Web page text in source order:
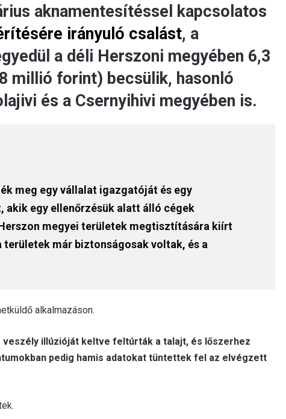
aknamentesítéssel kapcsolatos
irányuló csalást, a
a déli Herszoni megyében 6,3
millió forint) becsülik, hasonló
és a Csernyihivi megyében is.
meg egy vállalat igazgatóját és egy
egy ellenőrzésük alatt álló cégek
megyei területek megtisztítására kiírt
már biztonságosak voltak, és a
alkalmazáson.
illúzióját keltve feltúrták a talajt, és lőszerhez
pedig hamis adatokat tüntettek fel az elvégzett